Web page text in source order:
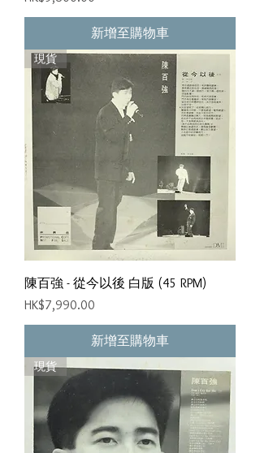
新增至購物車
現貨
陳百強 - 從今以後 白版 (45 RPM)
價格
HK$7,990.00
新增至購物車
現貨